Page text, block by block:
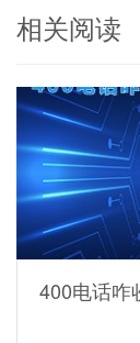
相关阅读
400电话咋